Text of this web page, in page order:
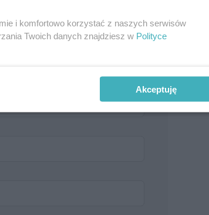
i komfortowo korzystać z naszych serwisów
Twoich danych znajdziesz w Polityce
Akceptuję